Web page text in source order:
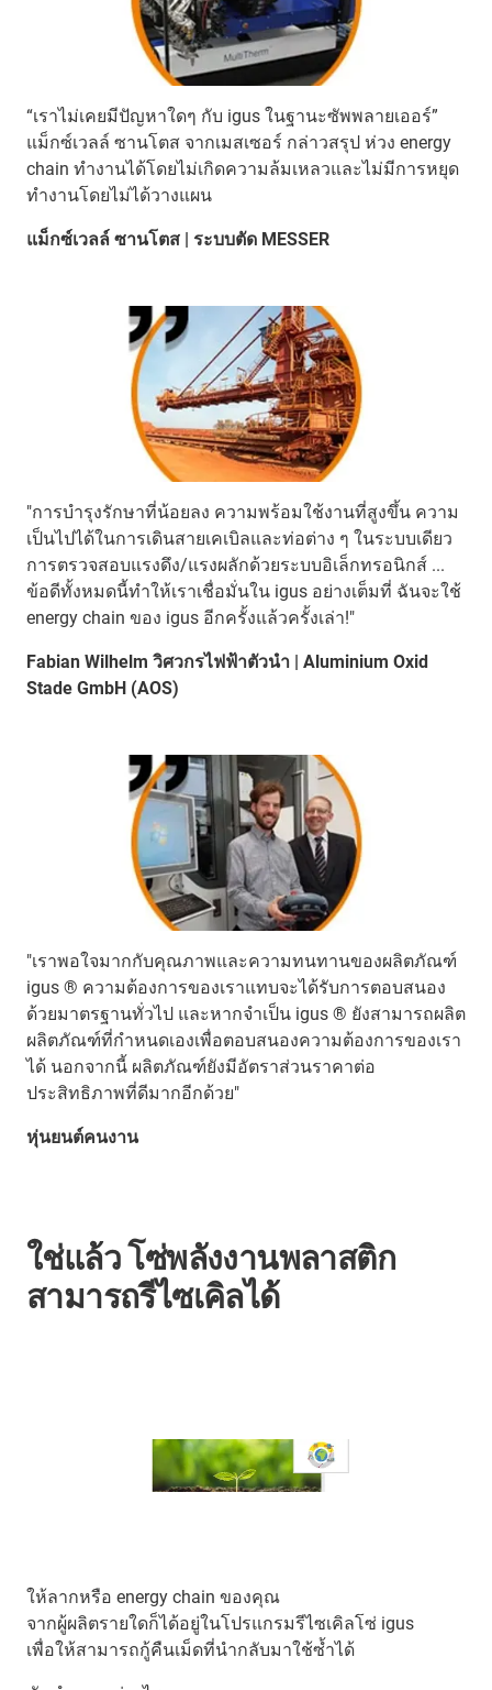
“เราไม่เคยมีปัญหาใดๆ กับ igus ในฐานะซัพพลายเออร์”
แม็กซ์เวลล์ ซานโตส จากเมสเซอร์ กล่าวสรุป ห่วง energy
chain ทำงานได้โดยไม่เกิดความล้มเหลวและไม่มีการหยุด
ทำงานโดยไม่ได้วางแผน
แม็กซ์เวลล์ ซานโตส | ระบบตัด MESSER
"การบำรุงรักษาที่น้อยลง ความพร้อมใช้งานที่สูงขึ้น ความ
เป็นไปได้ในการเดินสายเคเบิลและท่อต่าง ๆ ในระบบเดียว
การตรวจสอบแรงดึง/แรงผลักด้วยระบบอิเล็กทรอนิกส์ ...
ข้อดีทั้งหมดนี้ทำให้เราเชื่อมั่นใน igus อย่างเต็มที่ ฉันจะใช้
energy chain ของ igus อีกครั้งแล้วครั้งเล่า!"
Fabian Wilhelm วิศวกรไฟฟ้าตัวนำ | Aluminium Oxid
Stade GmbH (AOS)
"เราพอใจมากกับคุณภาพและความทนทานของผลิตภัณฑ์
igus ® ความต้องการของเราแทบจะได้รับการตอบสนอง
ด้วยมาตรฐานทั่วไป และหากจำเป็น igus ® ยังสามารถผลิต
ผลิตภัณฑ์ที่กำหนดเองเพื่อตอบสนองความต้องการของเรา
ได้ นอกจากนี้ ผลิตภัณฑ์ยังมีอัตราส่วนราคาต่อ
ประสิทธิภาพที่ดีมากอีกด้วย"
หุ่นยนต์คนงาน
ใช่แล้ว โซ่พลังงานพลาสติก
สามารถรีไซเคิลได้
ให้ลากหรือ energy chain ของคุณ
จากผู้ผลิตรายใดก็ได้อยู่ในโปรแกรมรีไซเคิลโซ่ igus
เพื่อให้สามารถกู้คืนเม็ดที่นำกลับมาใช้ซ้ำได้